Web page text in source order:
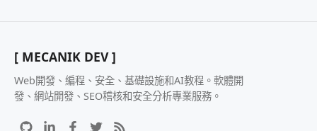
[ MECANIK DEV ]
Web開發、編程、安全、基礎設施和AI教程。軟體開
發、網站開發、SEO稽核和安全分析專業服務。